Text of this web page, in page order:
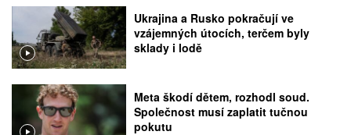
Ukrajina a Rusko pokračují ve
vzájemných útocích, terčem byly
sklady i lodě
Meta škodí dětem, rozhodl soud.
Společnost musí zaplatit tučnou
pokutu